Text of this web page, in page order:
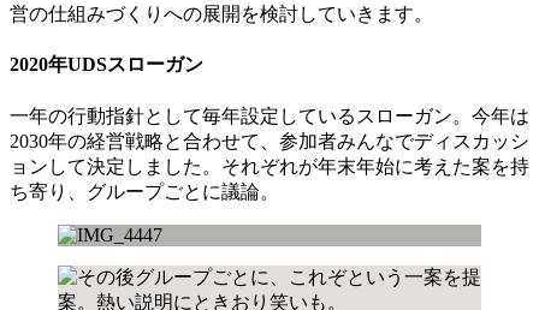
営の仕組みづくりへの展開を検討していきます。
2020年UDSスローガン
一年の行動指針として毎年設定しているスローガン。今年は
2030年の経営戦略と合わせて、参加者みんなでディスカッシ
ョンして決定しました。それぞれが年末年始に考えた案を持
ち寄り、グループごとに議論。